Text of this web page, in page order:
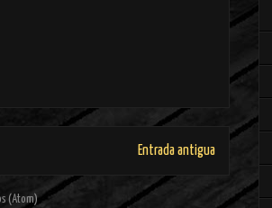
Entrada antigua
(Atom)